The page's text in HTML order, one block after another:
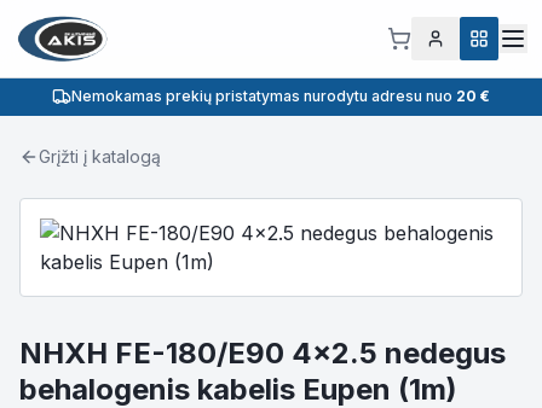
Nemokamas prekių pristatymas nurodytu adresu nuo 20 €
Grįžti į katalogą
NHXH FE-180/E90 4x2.5 nedegus
behalogenis kabelis Eupen (1m)